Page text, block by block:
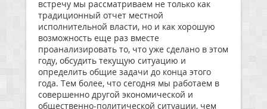
встречу мы рассматриваем не только как
традиционный отчет местной
исполнительной власти, но и как хорошую
возможность еще раз вместе
проанализировать то, что уже сделано в этом
году, обсудить текущую ситуацию и
определить общие задачи до конца этого
года. Тем более, что сегодня мы работаем в
совершенно другой экономической и
общественно-политической ситуации, чем